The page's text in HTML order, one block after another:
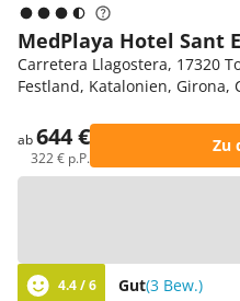
MedPlaya Hotel Sant
Carretera Llagostera, 17320
Festland, Katalonien, Girona,
ab644 €
322 € p.P.
Zu
4.4 / 6 Gut(3 Bew.)